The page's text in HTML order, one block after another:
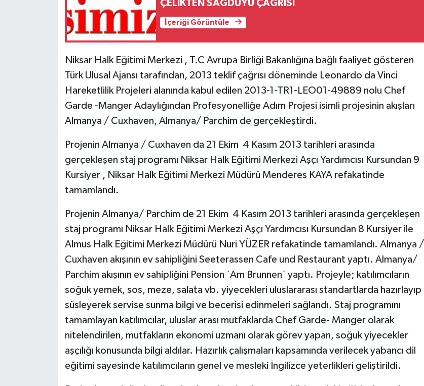
ÇELİKTEN SAĞDUYU ÇAĞRISI
İçeriği Görüntüle
Niksar Halk Eğitimi Merkezi , T.C Avrupa Birliği Bakanlığına bağlı faaliyet gösteren
Türk Ulusal Ajansı tarafından, 2013 teklif çağrısı döneminde Leonardo da Vinci
Hareketlilik Projeleri alanında kabul edilen 2013-1-TR1-LEO01-49889 nolu Chef
Garde -Manger Adaylığından Profesyonelliğe Adım Projesi isimli projesinin akışları
Almanya / Cuxhaven, Almanya/ Parchim de gerçekleştirdi.
Projenin Almanya / Cuxhaven da 21 Ekim  4 Kasım 2013 tarihleri arasında
gerçekleşen staj programı Niksar Halk Eğitimi Merkezi Aşçı Yardımcısı Kursundan 9
Kursiyer , Niksar Halk Eğitimi Merkezi Müdürü Menderes KAYA refakatinde
tamamlandı.
Projenin Almanya/ Parchim  de 21 Ekim  4 Kasım 2013 tarihleri arasında gerçekleşen
staj programı Niksar Halk Eğitimi Merkezi Aşçı Yardımcısı Kursundan 8 Kursiyer ile
Almus Halk Eğitimi Merkezi Müdürü Nuri YÜZER refakatinde tamamlandı. Almanya /
Cuxhaven akışının ev sahipliğini Seeterassen Cafe und Restaurant yaptı. Almanya/
Parchim akışının ev sahipliğini Pension `Am Brunnen` yaptı. Projeyle; katılımcıların
soğuk yemek, sos, meze, salata vb. yiyecekleri uluslararası standartlarda hazırlayıp
süsleyerek servise sunma bilgi ve becerisi edinmeleri sağlandı. Staj programını
tamamlayan katılımcılar, uluslar arası mutfaklarda Chef Garde- Manger olarak
nitelendirilen, mutfakların ekonomi uzmanı olarak görev yapan, soğuk yiyecekler
aşçılığı konusunda bilgi aldılar. Hazırlık çalışmaları kapsamında verilecek yabancı dil
eğitimi sayesinde katılımcıların genel ve mesleki İngilizce yeterlikleri geliştirildi.